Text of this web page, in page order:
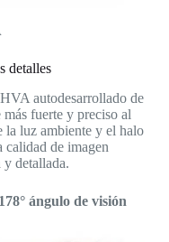
detalles
autodesarrollado de
fuerte y preciso al
la luz ambiente y el halo
calidad de imagen
y detallada.
ángulo de visión